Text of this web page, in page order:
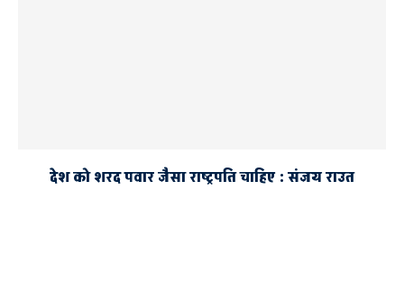
देश को शरद पवार जैसा राष्ट्रपति चाहिए : संजय राउत